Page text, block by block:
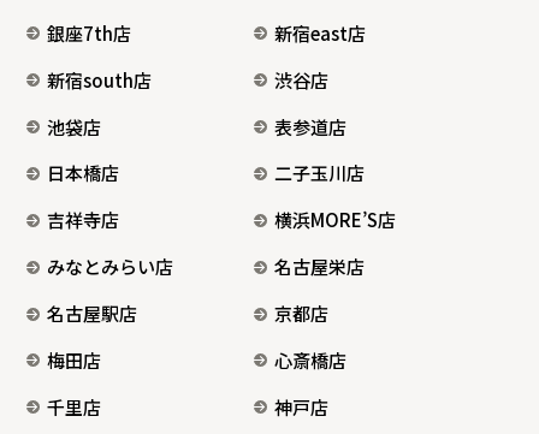
銀座7th店
新宿east店
新宿south店
渋谷店
池袋店
表参道店
日本橋店
二子玉川店
吉祥寺店
横浜MORE’S店
みなとみらい店
名古屋栄店
名古屋駅店
京都店
梅田店
心斎橋店
千里店
神戸店